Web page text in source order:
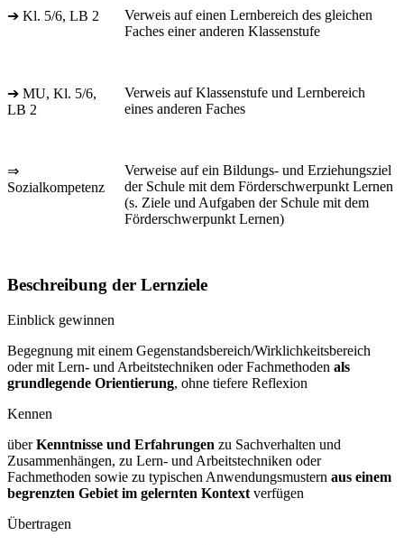
➔ Kl. 5/6, LB 2
Verweis auf einen Lernbereich des gleichen
Faches einer anderen Klassenstufe
➔ MU, Kl. 5/6,
LB 2
Verweis auf Klassenstufe und Lernbereich
eines anderen Faches
⇒
Sozialkompetenz
Verweise auf ein Bildungs- und Erziehungsziel
der Schule mit dem Förderschwerpunkt Lernen
(s. Ziele und Aufgaben der Schule mit dem
Förderschwerpunkt Lernen)
Beschreibung der Lernziele
Einblick gewinnen
Begegnung mit einem Gegenstandsbereich/Wirklichkeitsbereich
oder mit Lern- und Arbeitstechniken oder Fachmethoden als
grundlegende Orientierung, ohne tiefere Reflexion
Kennen
überKenntnisse und Erfahrungen zu Sachverhalten und
Zusammenhängen, zu Lern- und Arbeitstechniken oder
Fachmethoden sowie zu typischen Anwendungsmustern aus einem
begrenzten Gebiet im gelernten Kontext verfügen
Übertragen